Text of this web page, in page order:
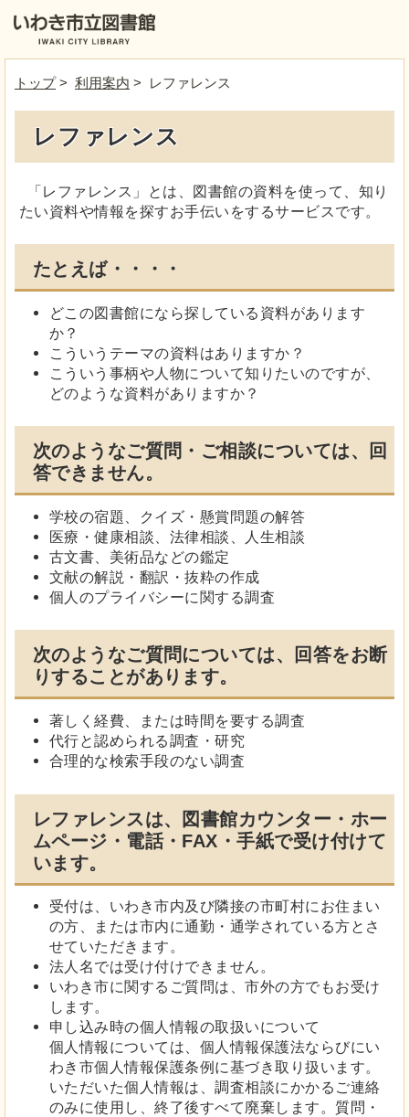
トップ> 利用案内 > レファレンス
レファレンス
「レファレンス」とは、図書館の資料を使って、知り
たい資料や情報を探すお手伝いをするサービスです。
たとえば・・・・
どこの図書館になら探している資料があります
か？
こういうテーマの資料はありますか？
こういう事柄や人物について知りたいのですが、
どのような資料がありますか？
次のようなご質問・ご相談については、回
答できません。
学校の宿題、クイズ・懸賞問題の解答
医療・健康相談、法律相談、人生相談
古文書、美術品などの鑑定
文献の解説・翻訳・抜粋の作成
個人のプライバシーに関する調査
次のようなご質問については、回答をお断
りすることがあります。
著しく経費、または時間を要する調査
代行と認められる調査・研究
合理的な検索手段のない調査
レファレンスは、図書館カウンター・ホー
ムページ・電話・FAX・手紙で受け付けて
います。
受付は、いわき市内及び隣接の市町村にお住まい
の方、または市内に通勤・通学されている方とさ
せていただきます。
法人名では受け付けできません。
いわき市に関するご質問は、市外の方でもお受け
します。
申し込み時の個人情報の取扱いについて
個人情報については、個人情報保護法ならびにい
わき市個人情報保護条例に基づき取り扱います。
いただいた個人情報は、調査相談にかかるご連絡
のみに使用し、終了後すべて廃棄します。質問・